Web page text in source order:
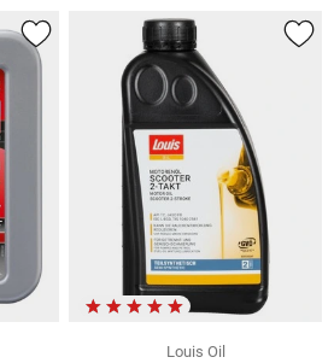
Louis Oil